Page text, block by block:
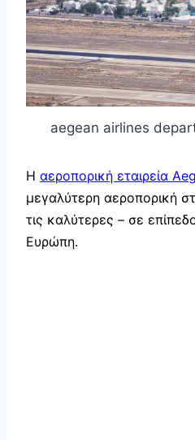
aegean airlines
Η αεροπορική εταιρεία
μεγαλύτερη αεροπορική
τις καλύτερες – σε
Ευρώπη.